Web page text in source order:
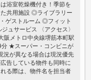
浴室乾燥機付き！季節を
共用施設 ◎ライブラリー
ゲストルーム ◎フィット
ュサービス 〈アクセス〉
メトロ中央線堺筋本町駅
★スーパー・コンビニが
が異なる場合は現況優先
告している物件も同時に
る際は、物件名を担当者